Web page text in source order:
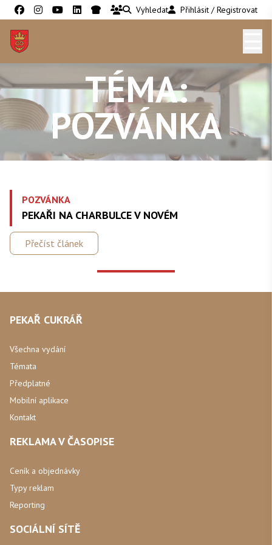
Vyhledat Přihlásit / Registrovat
TÉMA:
POZVÁNKA
POZVÁNKA
PEKAŘI NA CHARBULCE V NOVÉM
Přečíst článek
PEKAŘ CUKRÁŘ
Všechna vydání
Témata
Předplatné
Mobilní aplikace
Kontakt
REKLAMA V ČASOPISE
Ceník a objednávky
Typy reklam
Reporting
SOCIÁLNÍ SÍTĚ